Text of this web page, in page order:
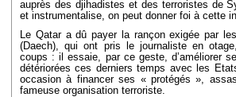
auprès des djihadistes et des terroristes de
et instrumentalise, on peut donner foi à cette
Le Qatar a dû payer la rançon exigée par
(Daech), qui ont pris le journaliste en
coups : il essaie, par ce geste, d’améliorer
détériorées ces derniers temps avec les
occasion à financer ses « protégés »,
fameuse organisation terroriste.